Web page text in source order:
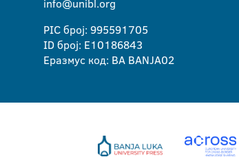
info@unibl.org
PIC број: 995591705
ID број: E10186843
Еразмус код: BA BANJA02